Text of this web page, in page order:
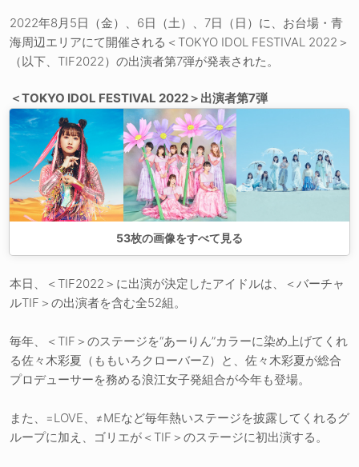
2022年8月5日（金）、6日（土）、7日（日）に、お台場・青
海周辺エリアにて開催される＜TOKYO IDOL FESTIVAL 2022＞
（以下、TIF2022）の出演者第7弾が発表された。
＜TOKYO IDOL FESTIVAL 2022＞出演者第7弾
53枚の画像をすべて見る
本日、＜TIF2022＞に出演が決定したアイドルは、＜バーチャ
ルTIF＞の出演者を含む全52組。
毎年、＜TIF＞のステージを“あーりん”カラーに染め上げてくれ
る佐々木彩夏（ももいろクローバーZ）と、佐々木彩夏が総合
プロデューサーを務める浪江女子発組合が今年も登場。
また、=LOVE、≠MEなど毎年熱いステージを披露してくれるグ
ループに加え、ゴリエが＜TIF＞のステージに初出演する。